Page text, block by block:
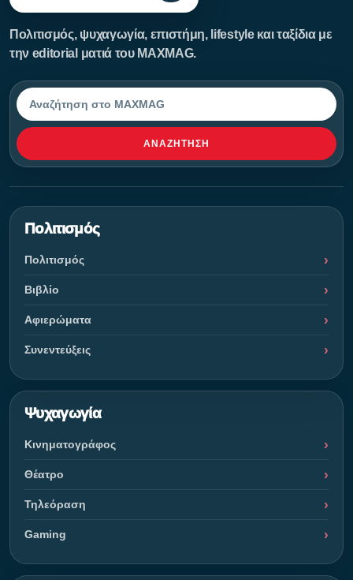
Πολιτισμός, ψυχαγωγία, επιστήμη, lifestyle και ταξίδια με
την editorial ματιά του MAXMAG.
Αναζήτηση
ΑΝΑΖΉΤΗΣΗ
Πολιτισμός
Πολιτισμός
Βιβλίο
Αφιερώματα
Συνεντεύξεις
Ψυχαγωγία
Κινηματογράφος
Θέατρο
Τηλεόραση
Gaming